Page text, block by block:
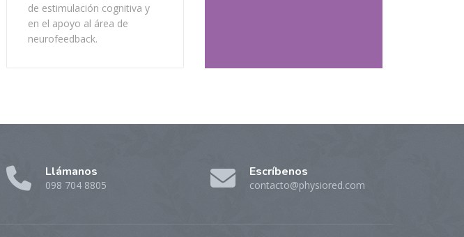
de estimulación cognitiva y
en el apoyo al área de
neurofeedback.
Llámanos
098 704 8805
Escríbenos
contacto@physiored.com